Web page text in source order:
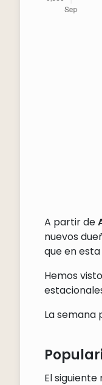
A partir de
nuevos
que en
Hemos
La semana
El